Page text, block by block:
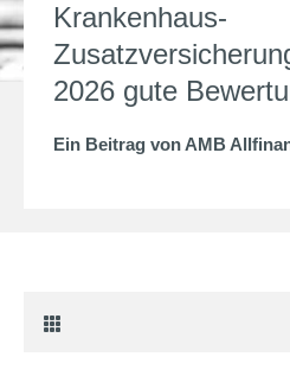
Krankenhaus-
2026 gute
Ein Beitrag von AMB